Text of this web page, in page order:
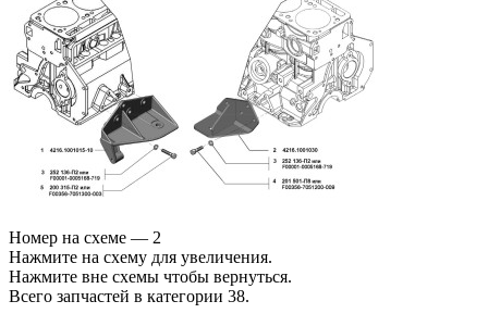
Номер на схеме — 2
Нажмите на схему для увеличения.
Нажмите вне схемы чтобы вернуться.
Всего запчастей в категории 38.